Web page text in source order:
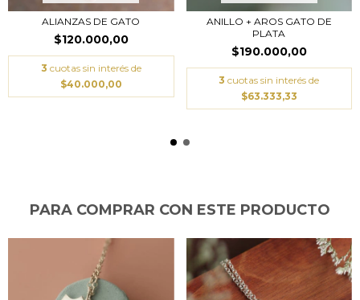
ALIANZAS DE GATO
$120.000,00
3 cuotas sin interés de
$40.000,00
ANILLO + AROS GATO DE
PLATA
$190.000,00
3 cuotas sin interés de
$63.333,33
PARA COMPRAR CON ESTE PRODUCTO